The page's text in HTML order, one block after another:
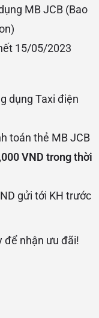
MB JCB (Bao
15/05/2023
dụng Taxi điện
toán thẻ MB JCB
VND trong thời
gửi tới KH trước
để nhận ưu đãi!